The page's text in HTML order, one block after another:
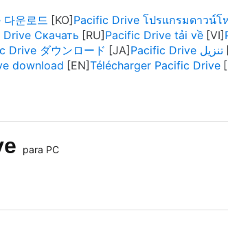
운로드 Pacific Drive โปรแกรมดาวน์โ
Скачать Pacific Drive tải về
Drive ダウンロード Pacific Drive تنزيل
download Télécharger Pacific Drive
para PC